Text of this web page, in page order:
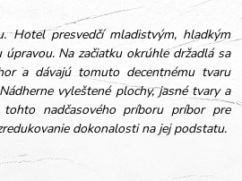
Hotel presvedčí mladistvým, hladkým
Na začiatku okrúhle držadlá sa
a dávajú tomuto decentnému tvaru
vyleštené plochy, jasné tvary a
nadčasového príboru príbor pre
dokonalosti na jej podstatu.